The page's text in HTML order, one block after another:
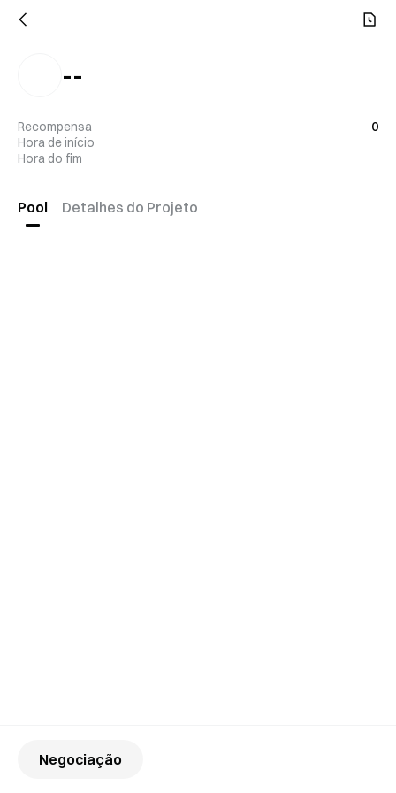
--
Recompensa
0
Hora de início
Hora do fim
Pool Detalhes do Projeto
Negociação